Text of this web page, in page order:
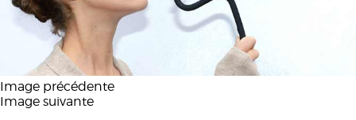
Image précédente
Image suivante